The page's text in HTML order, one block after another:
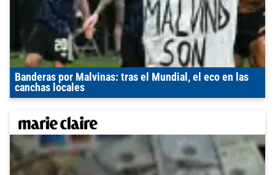
Banderas por Malvinas: tras el Mundial, el eco en las
canchas locales